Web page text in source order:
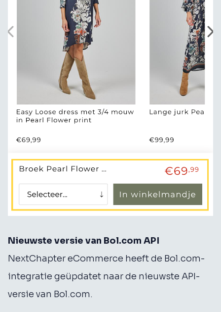
Nieuwste versie van Bol.com API
NextChapter eCommerce heeft de Bol.com-
integratie geüpdatet naar de nieuwste API-
versie van Bol.com.